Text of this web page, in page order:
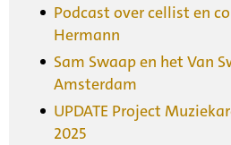
Podcast over cellist en
Hermann
Sam Swaap en het Van
Amsterdam
UPDATE Project
2025